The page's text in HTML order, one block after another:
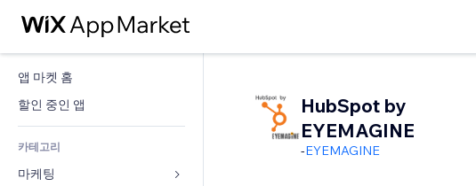
앱 마켓 홈
할인 중인 앱
카테고리
마케팅
HubSpot by
EYEMAGINE
-EYEMAGINE